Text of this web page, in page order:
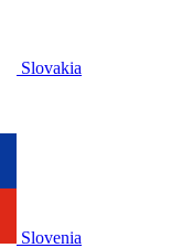
Slovakia
Slovenia